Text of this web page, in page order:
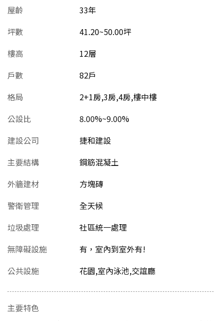
屋齡
33年
坪數
41.20~50.00坪
樓高
12層
戶數
82戶
格局
2+1房,3房,4房,樓中樓
公設比
8.00%~9.00%
建設公司
捷和建設
主要結構
鋼筋混凝土
外牆建材
方塊磚
警衛管理
全天候
垃圾處理
社區統一處理
無障礙設施
有，室內到室外有!
公共設施
花園,室內泳池,交誼廳
主要特色